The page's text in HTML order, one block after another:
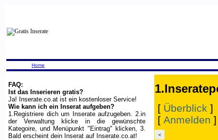
Home
FAQ:
Ist das Inserieren gratis?
Ja! Inserate.co.at ist ein kostenloser Service!
Wie kann ich ein Inserat aufgeben?
1.Registriere dich um Inserate aufzugeben. 2.in
der Verwaltung klicke in die gewünschte
Kategoire, und Menüpunkt "Eintrag" klicken, 3.
Bald erscheint dein Inserat auf Inserate.co.at!
[ Überblick ]
[ Anmelden
<